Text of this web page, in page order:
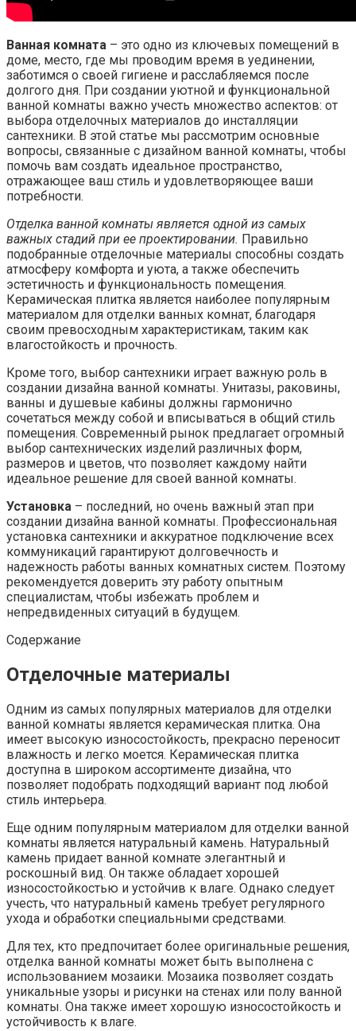
Ванная комната – это одно из ключевых помещений в
доме, место, где мы проводим время в уединении,
заботимся о своей гигиене и расслабляемся после
долгого дня. При создании уютной и функциональной
ванной комнаты важно учесть множество аспектов: от
выбора отделочных материалов до инсталляции
сантехники. В этой статье мы рассмотрим основные
вопросы, связанные с дизайном ванной комнаты, чтобы
помочь вам создать идеальное пространство,
отражающее ваш стиль и удовлетворяющее ваши
потребности.
Отделка ванной комнаты является одной из самых
важных стадий при ее проектировании. Правильно
подобранные отделочные материалы способны создать
атмосферу комфорта и уюта, а также обеспечить
эстетичность и функциональность помещения.
Керамическая плитка является наиболее популярным
материалом для отделки ванных комнат, благодаря
своим превосходным характеристикам, таким как
влагостойкость и прочность.
Кроме того, выбор сантехники играет важную роль в
создании дизайна ванной комнаты. Унитазы, раковины,
ванны и душевые кабины должны гармонично
сочетаться между собой и вписываться в общий стиль
помещения. Современный рынок предлагает огромный
выбор сантехнических изделий различных форм,
размеров и цветов, что позволяет каждому найти
идеальное решение для своей ванной комнаты.
Установка – последний, но очень важный этап при
создании дизайна ванной комнаты. Профессиональная
установка сантехники и аккуратное подключение всех
коммуникаций гарантируют долговечность и
надежность работы ванных комнатных систем. Поэтому
рекомендуется доверить эту работу опытным
специалистам, чтобы избежать проблем и
непредвиденных ситуаций в будущем.
Содержание
Отделочные материалы
Одним из самых популярных материалов для отделки
ванной комнаты является керамическая плитка. Она
имеет высокую износостойкость, прекрасно переносит
влажность и легко моется. Керамическая плитка
доступна в широком ассортименте дизайна, что
позволяет подобрать подходящий вариант под любой
стиль интерьера.
Еще одним популярным материалом для отделки ванной
комнаты является натуральный камень. Натуральный
камень придает ванной комнате элегантный и
роскошный вид. Он также обладает хорошей
износостойкостью и устойчив к влаге. Однако следует
учесть, что натуральный камень требует регулярного
ухода и обработки специальными средствами.
Для тех, кто предпочитает более оригинальные решения,
отделка ванной комнаты может быть выполнена с
использованием мозаики. Мозаика позволяет создать
уникальные узоры и рисунки на стенах или полу ванной
комнаты. Она также имеет хорошую износостойкость и
устойчивость к влаге.